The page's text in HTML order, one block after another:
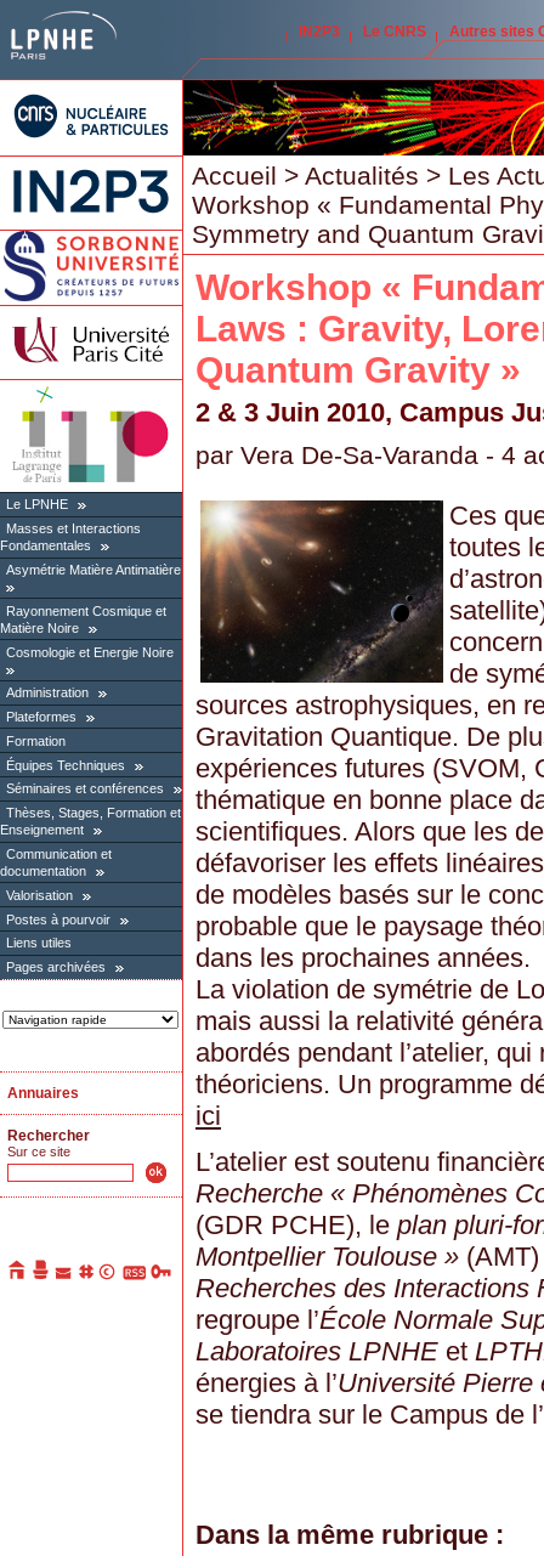
IN2P3 Le CNRS Autres sites
Le LPNHE
Masses et Interactions
Fondamentales
Asymétrie Matière Antimatière
Rayonnement Cosmique et
Matière Noire
Cosmologie et Energie Noire
Administration
Plateformes
Formation
Équipes Techniques
Séminaires et conférences
Thèses, Stages, Formation et
Enseignement
Communication et
documentation
Valorisation
Postes à pourvoir
Liens utiles
Pages archivées
Annuaires
Rechercher
Sur ce site
Accueil > Actualités > Les
Workshop « Fundamental
Symmetry and Quantum
Workshop «
Laws : Gravity,
Quantum Gravity »
2 & 3 Juin 2010, Campus
par Vera De-Sa-Varanda - 4
Ces
toutes
de
sources astrophysiques, en
Gravitation Quantique. De
expériences futures (SVOM,
thématique en bonne place
scientifiques. Alors que les
défavoriser les effets
de modèles basés sur le
probable que le paysage
dans les prochaines années.
La violation de symétrie de
mais aussi la relativité
abordés pendant l’atelier,
théoriciens. Un programme
ici
L’atelier est soutenu
Recherche « Phénomènes
(GDR PCHE), le plan pluri-
Montpellier Toulouse »
Recherches des Interactions
regroupe l’École Normale
Laboratoires LPNHE et
énergies à l’Université Pierre
se tiendra sur le Campus de
Dans la même rubrique :